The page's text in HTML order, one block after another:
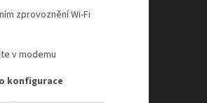
zprovoznění Wi‑Fi
v modemu
konfigurace